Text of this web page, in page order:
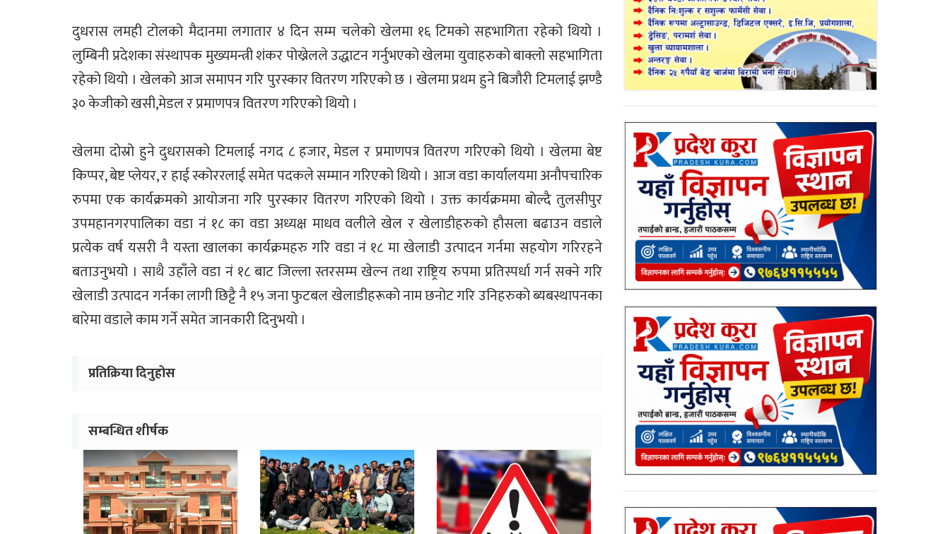
दुधरास लमही टोलको मैदानमा लगातार ४ दिन सम्म चलेको खेलमा १६ टिमको सहभागिता रहेको थियो ।
लुम्बिनी प्रदेशका संस्थापक मुख्यमन्त्री शंकर पोख्रेलले उद्धाटन गर्नुभएको खेलमा युवाहरुको बाक्लो सहभागिता
रहेको थियो । खेलको आज समापन गरि पुरस्कार वितरण गरिएको छ । खेलमा प्रथम हुने बिजौरी टिमलाई झण्डै
३० केजीको खसी,मेडल र प्रमाणपत्र वितरण गरिएको थियो ।
खेलमा दोस्रो हुने दुधरासको टिमलाई नगद ८ हजार, मेडल र प्रमाणपत्र वितरण गरिएको थियो । खेलमा बेष्ट
किप्पर, बेष्ट प्लेयर, र हाई स्कोररलाई समेत पदकले सम्मान गरिएको थियो । आज वडा कार्यालयमा अनौपचारिक
रुपमा एक कार्यक्रमको आयोजना गरि पुरस्कार वितरण गरिएको थियो । उक्त कार्यक्रममा बोल्दै तुलसीपुर
उपमहानगरपालिका वडा नं १८ का वडा अध्यक्ष माधव वलीले खेल र खेलाडीहरुको हौसला बढाउन वडाले
प्रत्येक वर्ष यसरी नै यस्ता खालका कार्यक्रमहरु गरि वडा नं १८ मा खेलाडी उत्पादन गर्नमा सहयोग गरिरहने
बताउनुभयो । साथै उहाँले वडा नं १८ बाट जिल्ला स्तरसम्म खेल्न तथा राष्ट्रिय रुपमा प्रतिस्पर्धा गर्न सक्ने गरि
खेलाडी उत्पादन गर्नका लागी छिट्टै नै १५ जना फुटबल खेलाडीहरूको नाम छनोट गरि उनिहरुको ब्यबस्थापनका
बारेमा वडाले काम गर्ने समेत जानकारी दिनुभयो ।
प्रतिक्रिया दिनुहोस
सम्बन्धित शीर्षक